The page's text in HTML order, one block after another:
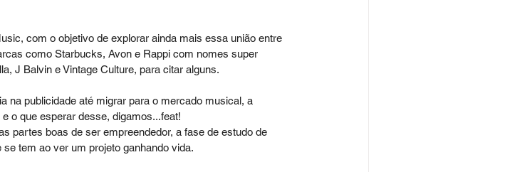
com o objetivo de explorar ainda mais essa união entre
como Starbucks, Avon e Rappi com nomes super
J Balvin e Vintage Culture, para citar alguns.
na publicidade até migrar para o mercado musical, a
o que esperar desse, digamos...feat!
partes boas de ser empreendedor, a fase de estudo de
tem ao ver um projeto ganhando vida.